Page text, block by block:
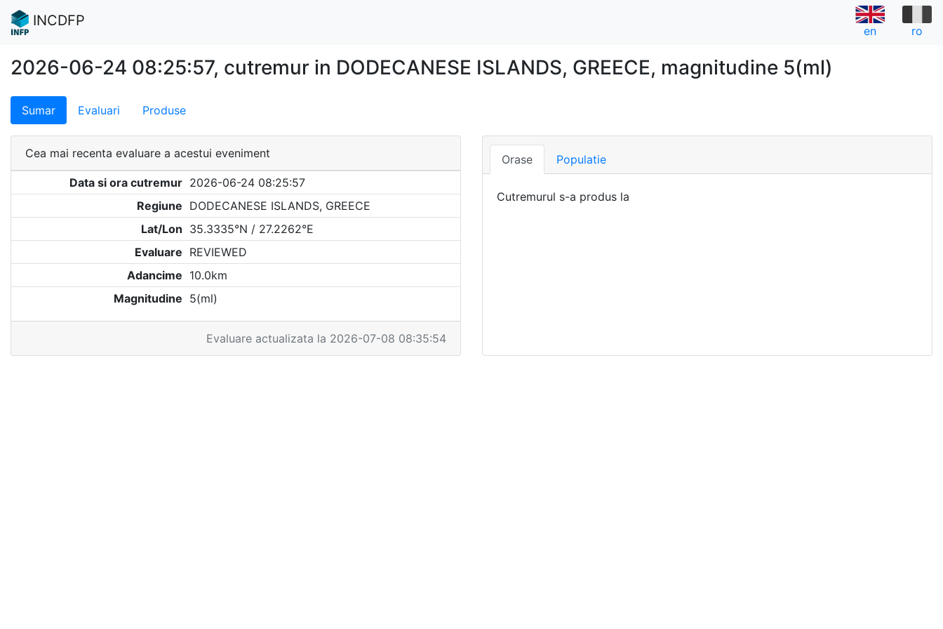
INCDFP
en ro
2026-06-24 08:25:57, cutremur in DODECANESE ISLANDS, GREECE, magnitudine 5(ml)
Sumar Evaluari Produse
Cea mai recenta evaluare a acestui eveniment
Data si ora cutremur 2026-06-24 08:25:57
Regiune DODECANESE ISLANDS, GREECE
Lat/Lon 35.3335°N / 27.2262°E
Evaluare REVIEWED
Adancime 10.0km
Magnitudine 5(ml)
Evaluare actualizata la 2026-07-08 08:35:54
Orase Populatie
Cutremurul s-a produs la